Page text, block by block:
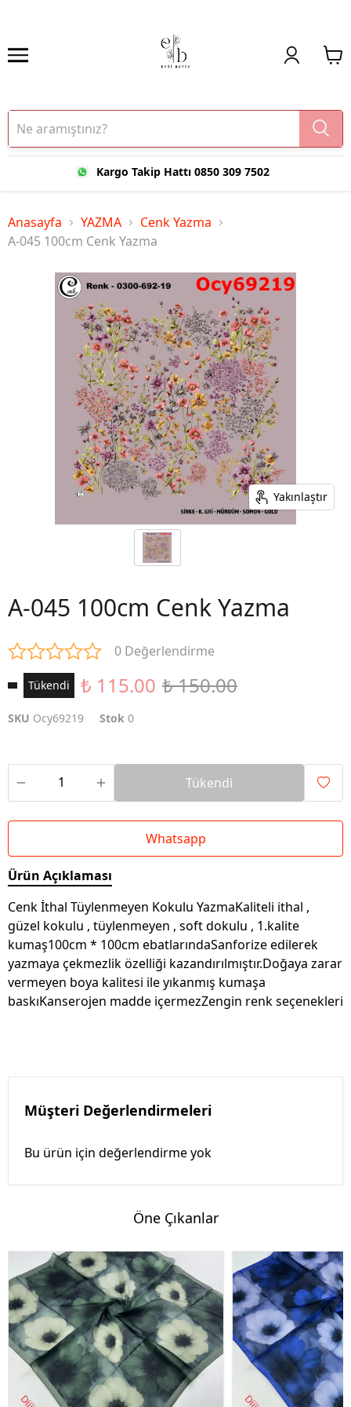
Kargo Takip Hattı 0850 309 7502
Anasayfa YAZMA
Cenk Yazma
A-045 100cm Cenk Yazma
Yakınlaştır
A-045 100cm Cenk Yazma
0 Değerlendirme
Tükendi ₺ 115.00 ₺ 150.00
SKU Ocy69219 Stok 0
Tükendi
Whatsapp
Ürün Açıklaması
Cenk İthal Tüylenmeyen Kokulu YazmaKaliteli ithal ,
güzel kokulu , tüylenmeyen , soft dokulu , 1.kalite
kumaş100cm * 100cm ebatlarındaSanforize edilerek
yazmaya çekmezlik özelliği kazandırılmıştır.Doğaya zarar
vermeyen boya kalitesi ile yıkanmış kumaşa
baskıKanserojen madde içermezZengin renk seçenekleri
Müşteri Değerlendirmeleri
Bu ürün için değerlendirme yok
Öne Çıkanlar